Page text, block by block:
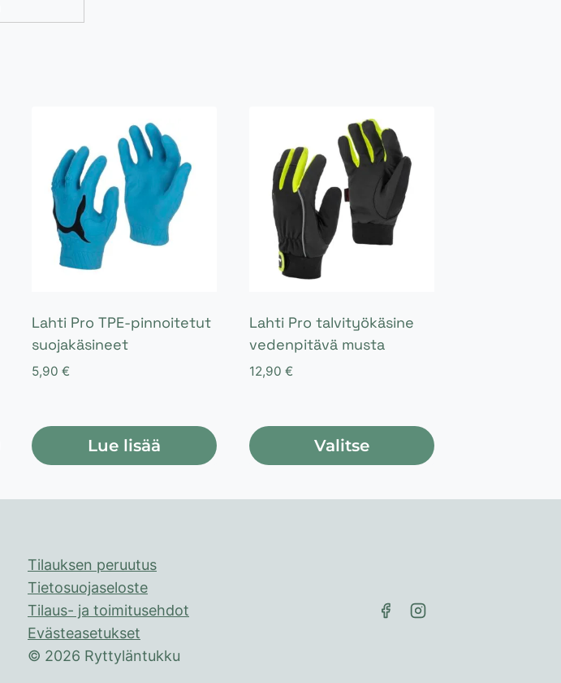
Lahti Pro TPE-pinnoitetut
suojakäsineet
5,90 €
Lue lisää
Lahti Pro talvityökäsine
vedenpitävä musta
12,90 €
Valitse
tuotteella
Tilauksen peruutus
Tietosuojaseloste
Tilaus- ja toimitusehdot
Evästeasetukset
© 2026 Ryttyläntukku